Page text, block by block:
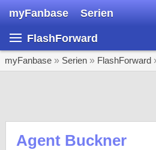
myFanbase Serien
FlashForward
myFanbase » Serien » FlashForward
Agent Buckner
SERIEN